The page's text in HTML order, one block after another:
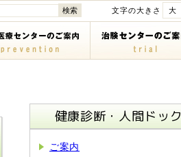
文字の大きさ 大
健康診断・人間ドック
ご案内